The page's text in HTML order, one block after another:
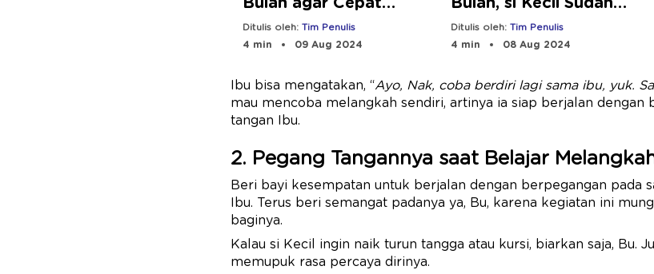
Bulan agar Cepat
Berjalan
Ditulis oleh: Tim Penulis
4 min
09 Aug 2024
Bulan, si Kecil Sudah
Bisa Apa?
Ditulis oleh: Tim Penulis
4 min
08 Aug 2024
Ibu bisa mengatakan, “Ayo, Nak, coba berdiri lagi sama ibu, yuk.
mau mencoba melangkah sendiri, artinya ia siap berjalan dengan
tangan Ibu.
2. Pegang Tangannya saat Belajar
Beri bayi kesempatan untuk berjalan dengan berpegangan pada
Ibu. Terus beri semangat padanya ya, Bu, karena kegiatan ini
baginya.
Kalau si Kecil ingin naik turun tangga atau kursi, biarkan saja, Bu.
memupuk rasa percaya dirinya.